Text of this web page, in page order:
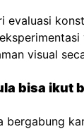
evaluasi
visual
bisa ikut
bergabung